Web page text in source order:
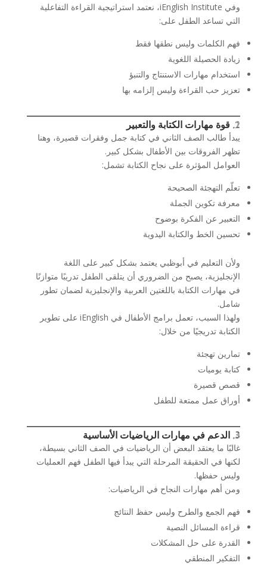
وفي iEnglish Institute، نعتمد استراتيجية القراءة التفاعلية
التي تساعد الطفل على:
فهم الكلمات وليس نطقها فقط
زيادة الحصيلة اللغوية
استخدام مهارات الاستنتاج والتنبؤ
تعزيز حب القراءة وليس إلزامه بها
2. قوة مهارات الكتابة والتعبير
يبدأ طالب الصف الثاني في كتابة جمل وفقرات قصيرة، وهنا
تظهر الفروقات بين الأطفال بشكل كبير.
العوامل المؤثرة على نجاح الكتابة تشمل:
تعلّم التهجئة الصحيحة
معرفة تكوين الجملة
التعبير عن الفكرة بوضوح
تحسين الخط والكتابة اليدوية
ولأن التعليم في أبوظبي يعتمد بشكل كبير على اللغة
الإنجليزية، يصبح من الضروري أن يتلقى الطفل تدريبًا متوازنًا
في مهارات الكتابة باللغتين العربية والإنجليزية لضمان تطور
شامل.
ولهذا السبب، تعمل برامج الأطفال في iEnglish على تطوير
الكتابة تدريجيًا من خلال:
تمارين تهجئة
كتابة يوميات
قصص قصيرة
أوراق عمل ممتعة للطفل
3. الدعم في مهارات الرياضيات الأساسية
غالبًا ما يعتقد البعض أن الرياضيات في الصف الثاني بسيطة،
لكنها في الحقيقة المرحلة التي يبدأ فيها الطفل فهم العمليات
وليس حفظها.
ومن أهم مهارات النجاح في الرياضيات:
فهم الجمع والطرح وليس حفظ النتائج
قراءة المسائل النصية
القدرة على حل المشكلات
التفكير المنطقي